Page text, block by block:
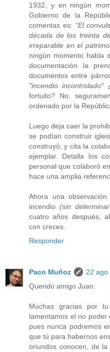
1932, y en ningún
Gobierno de la
comentas es: “El
década de los treinta
irreparable en el
ningún momento habla
documentación la
documentos entre
"incendio incontrolado"
fortuito? No,
ordenado por la
Luego deja caer la
se podían construir
construyó, y cita la
ejemplar. Detalla los
personal que colaboró
hace una amplia
Ahora una
incendio(sin
cuatro años después,
con creces.
Responder
Paco Muñoz
22 ago
Querido amigo Juan.
Muchas gracias por
lamentamos el no poder
pues nunca podremos
que tú para habernos
oriundos conocen, de